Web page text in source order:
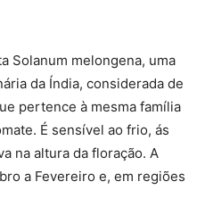
Solanum melongena, uma
da Índia, considerada de
pertence à mesma família
É sensível ao frio, ás
na altura da floração. A
a Fevereiro e, em regiões